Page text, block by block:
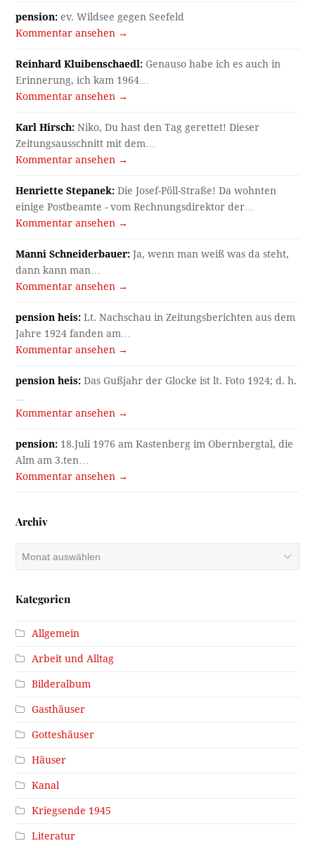
pension: ev. Wildsee gegen Seefeld
Kommentar ansehen →
Reinhard Kluibenschaedl: Genauso habe ich es auch in
Erinnerung, ich kam 1964…
Kommentar ansehen →
Karl Hirsch: Niko, Du hast den Tag gerettet! Dieser
Zeitungsausschnitt mit dem…
Kommentar ansehen →
Henriette Stepanek: Die Josef-Pöll-Straße! Da wohnten
einige Postbeamte - vom Rechnungsdirektor der…
Kommentar ansehen →
Manni Schneiderbauer: Ja, wenn man weiß was da steht,
dann kann man…
Kommentar ansehen →
pension heis: Lt. Nachschau in Zeitungsberichten aus dem
Jahre 1924 fanden am…
Kommentar ansehen →
pension heis: Das Gußjahr der Glocke ist lt. Foto 1924; d. h.
Kommentar ansehen →
pension: 18.Juli 1976 am Kastenberg im Obernbergtal, die
Alm am 3.ten…
Kommentar ansehen →
Archiv
Kategorien
Allgemein
Arbeit und Alltag
Bilderalbum
Gasthäuser
Gotteshäuser
Häuser
Kanal
Kriegsende 1945
Literatur